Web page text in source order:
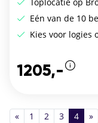
Eén van de 10
Kies voor logies
1205,-
« 1 2 3 4 »